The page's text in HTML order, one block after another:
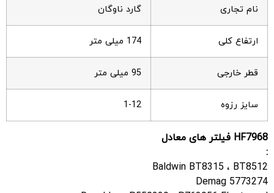
نام تجاری گارد ناوگان
ارتفاع کلی 174 میلی متر
قطر خارجی 95 میلی متر
سایز رزوه 1-12
HF7968 فیلتر های معادل
:
Baldwin BT8315 ، BT8512
Demag 5773274